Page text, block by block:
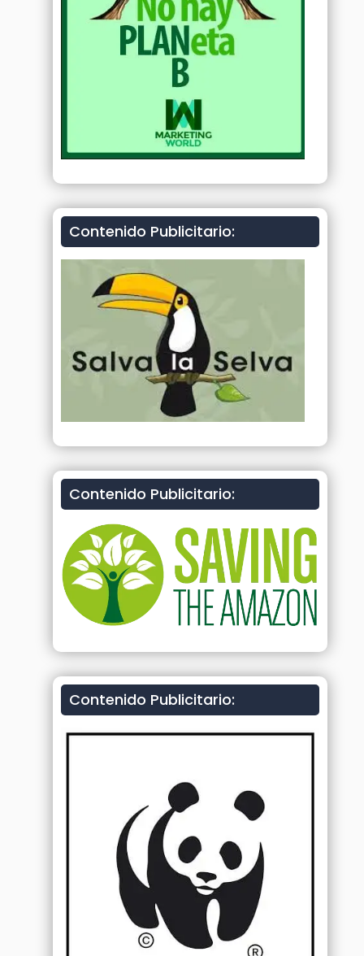
Contenido Publicitario:
Contenido Publicitario:
Contenido Publicitario: